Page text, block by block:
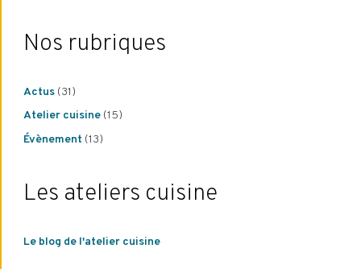
Nos rubriques
Actus(31)
Atelier cuisine(15)
Évènement (13)
Les ateliers cuisine
Le blog de l'atelier cuisine